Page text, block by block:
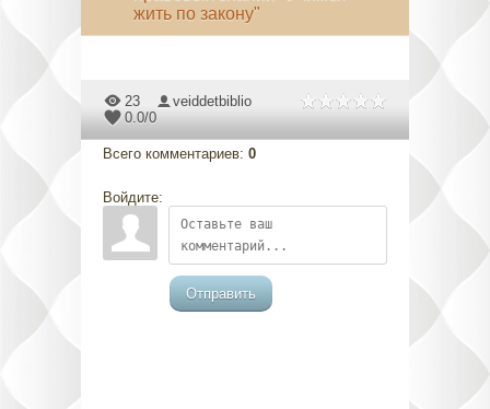
жить по закону"
23
veiddetbiblio
0.0/0
Всего комментариев: 0
Войдите:
Отправить